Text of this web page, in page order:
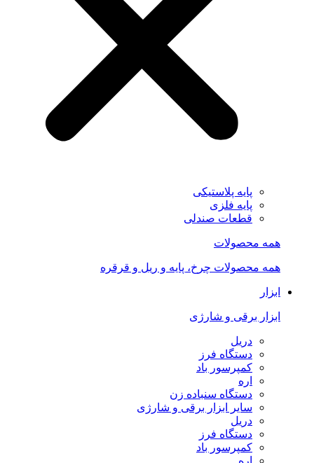
پایه پلاستیکی
پایه فلزی
قطعات صندلی
همه محصولات
همه محصولات چرخ، پایه و ریل و قرقره
ابزار
ابزار برقی و شارژی
دریل
دستگاه فرز
کمپرسور باد
اره
دستگاه سنباده زن
سایر ابزار برقی و شارژی
دریل
دستگاه فرز
کمپرسور باد
اره